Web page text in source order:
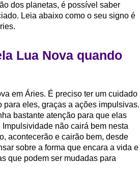
dos planetas, é possível saber
Leia abaixo como o seu signo é
Lua Nova quando
em Áries. É preciso ter um cuidado
eles, graças a ações impulsivas.
bastante atenção para que elas
não cairá bem nesta
acontecerão e cairão bem, desde
sobre a forma que encara a vida e
que podem ser mudadas para